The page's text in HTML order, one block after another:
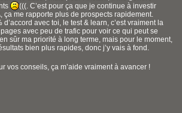
(((. C’est pour ça que je continue à investir
ça me rapporte plus de prospects rapidement.
avec toi, le test & learn, c’est vraiment la
avec peu de trafic pour voir ce qui peut se
sûr ma priorité à long terme, mais pour le moment,
bien plus rapides, donc j’y vais à fond.
vos conseils, ça m’aide vraiment à avancer !